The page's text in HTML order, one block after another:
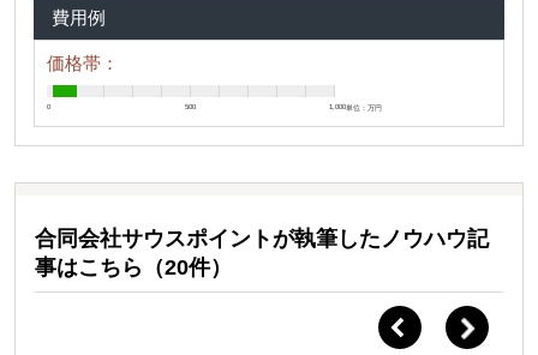
費用例
価格帯：
0 500 1,000単位：万円
合同会社サウスポイントが執筆したノウハウ記
事はこちら（20件）